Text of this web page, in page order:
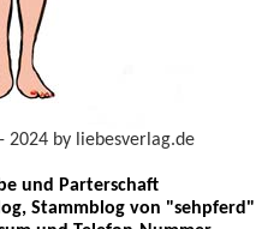
by liebesverlag.de
und Parterschaft
Stammblog von "sehpferd"